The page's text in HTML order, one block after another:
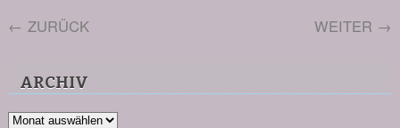
← ZURÜCK WEITER →
ARCHIV
Archiv